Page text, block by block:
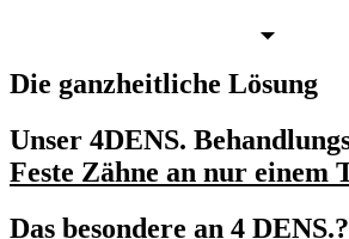
Die ganzheitliche Lösung
Unser 4DENS.
Feste Zähne an nur einem
Das besondere an 4 DENS.?